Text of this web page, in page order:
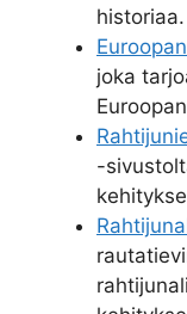
historiaa.
joka
-